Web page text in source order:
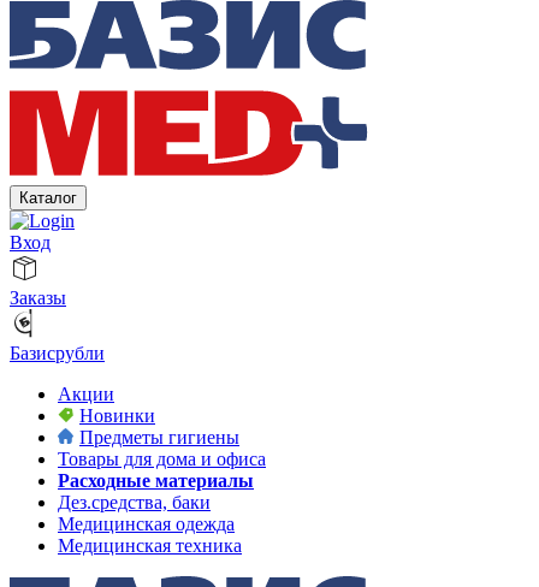
Каталог
Вход
Заказы
Базисрубли
Акции
Новинки
Предметы гигиены
Товары для дома и офиса
Расходные материалы
Дез.средства, баки
Медицинская одежда
Медицинская техника